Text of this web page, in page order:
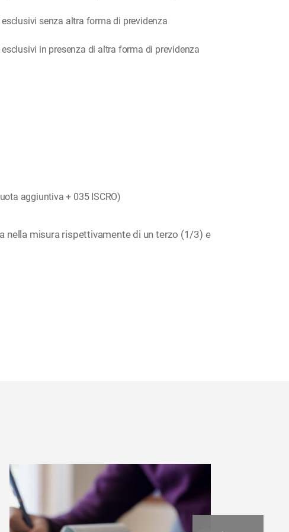
senza altra forma di previdenza
in presenza di altra forma di previdenza
aggiuntiva + 035 ISCRO)
nella misura rispettivamente di un terzo (1/3) e